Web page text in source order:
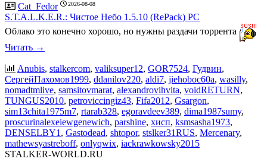
Cat_Fedor 2026-08-08
S.T.A.L.K.E.R.: Чистое Небо 1.5.10 (RePack) PC
Облако это конечно хорошо, но нужны раздачи торрента
Читать →
Anubis, stalkercom, valiksuper12, GOR7524, Гудвин,
СергейПахомов1999, ddanilov220, aldi7, jiehoboc60a, wasilly,
nomadtmlive, samsitovmarat, alexandrovihvita, voidRETURN,
TUNGUS2010, petroviccingiz43, Fifa2012, Gsargon,
sim13chita1975m7, rtarab328, egoravdeev389, dima1987sumy,
proscurinalexeiewgenewich, parshine, хисп, ksmsasha1973,
DENSELBY1, Gastodead, shtopor, stslker31RUS, Mercenary,
mathewsyastreboff, onlyqwix, iackrawkowsky2015
STALKER-WORLD.RU